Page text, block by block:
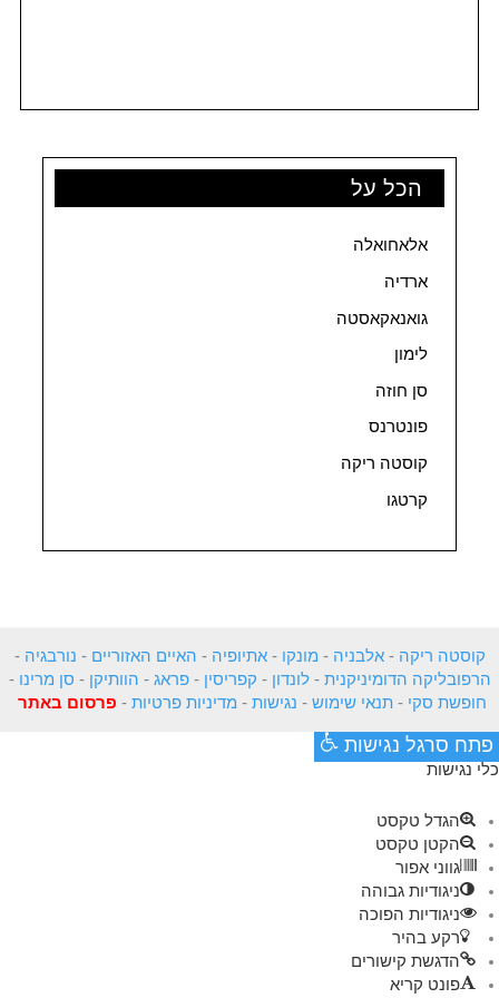
הכל על
אלאחואלה
ארדיה
גואנאקאסטה
לימון
סן חוזה
פונטרנס
קוסטה ריקה
קרטגו
קוסטה ריקה -אלבניה - מונקו -אתיופיה - האיים האזוריים - נורבגיה -
הרפובליקה הדומיניקנית -לונדון - קפריסין -פראג - הוותיקן - סן מרינו -
חופשת סקי -תנאי שימוש - נגישות - מדיניות פרטיות - פרסום באתר
פתח סרגל נגישות
כלי נגישות
הגדל טקסט
הקטן טקסט
גווני אפור
ניגודיות גבוהה
ניגודיות הפוכה
רקע בהיר
הדגשת קישורים
פונט קריא